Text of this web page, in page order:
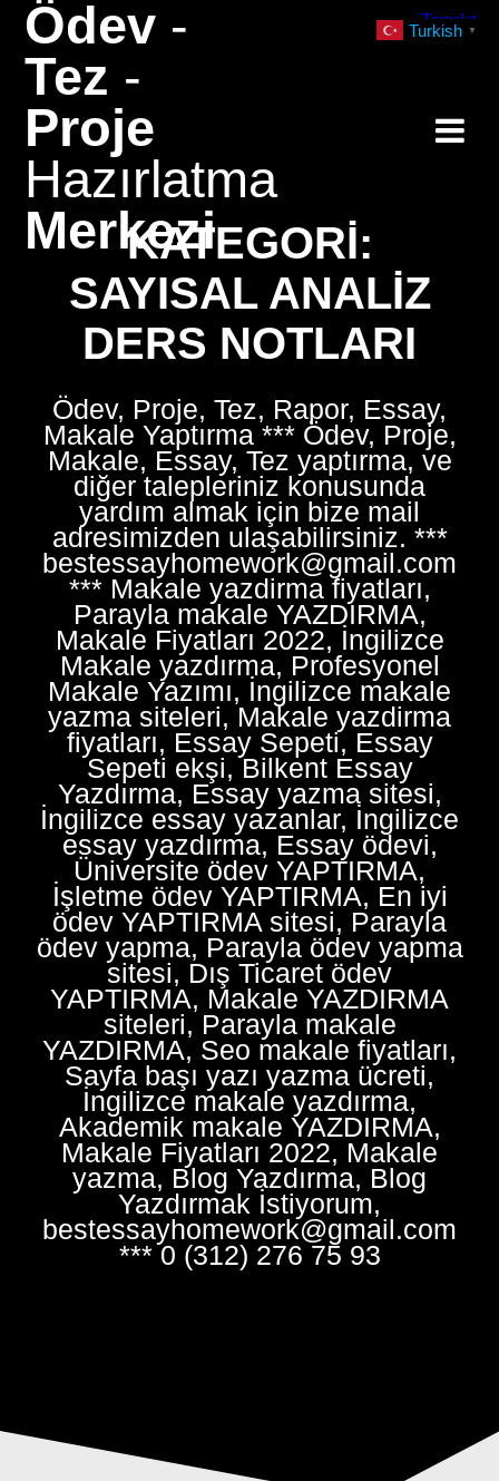
Ödev -
Tez -
Proje
Hazırlatma
MerkeziKATEGORI:
SAYISAL ANALIZ
DERS NOTLARI
Ödev, Proje, Tez, Rapor, Essay,
Makale Yaptırma *** Ödev, Proje,
Makale, Essay, Tez yaptırma, ve
diğer talepleriniz konusunda
yardım almak için bize mail
adresimizden ulaşabilirsiniz. ***
bestessayhomework@gmail.com
*** Makale yazdirma fiyatları,
Parayla makale YAZDIRMA,
Makale Fiyatları 2022, İngilizce
Makale yazdırma, Profesyonel
Makale Yazımı, İngilizce makale
yazma siteleri, Makale yazdirma
fiyatları, Essay Sepeti, Essay
Sepeti ekşi, Bilkent Essay
Yazdırma, Essay yazma sitesi,
İngilizce essay yazanlar, İngilizce
essay yazdırma, Essay ödevi,
Üniversite ödev YAPTIRMA,
İşletme ödev YAPTIRMA, En iyi
ödev YAPTIRMA sitesi, Parayla
ödev yapma, Parayla ödev yapma
sitesi, Dış Ticaret ödev
YAPTIRMA, Makale YAZDIRMA
siteleri, Parayla makale
YAZDIRMA, Seo makale fiyatları,
Sayfa başı yazı yazma ücreti,
İngilizce makale yazdırma,
Akademik makale YAZDIRMA,
Makale Fiyatları 2022, Makale
yazma, Blog Yazdırma, Blog
Yazdırmak İstiyorum,
bestessayhomework@gmail.com
*** 0 (312) 276 75 93
Turkish ▼